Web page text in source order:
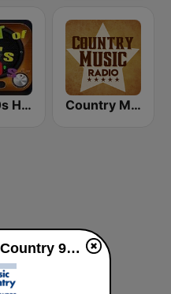
80s 90s Hits Radio Country Music Radio - 80's Country
WBRF Classic Country 98.1 FM